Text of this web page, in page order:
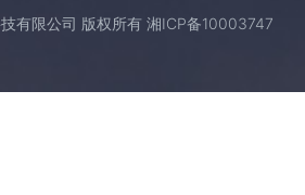
有限公司 版权所有 湘ICP备10003747